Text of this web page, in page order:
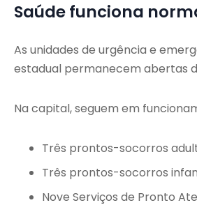
Saúde funciona
As unidades de urgência e
estadual permanecem abertas
Na capital, seguem em
Três prontos-socorros
Três prontos-socorros
Nove Serviços de Pronto